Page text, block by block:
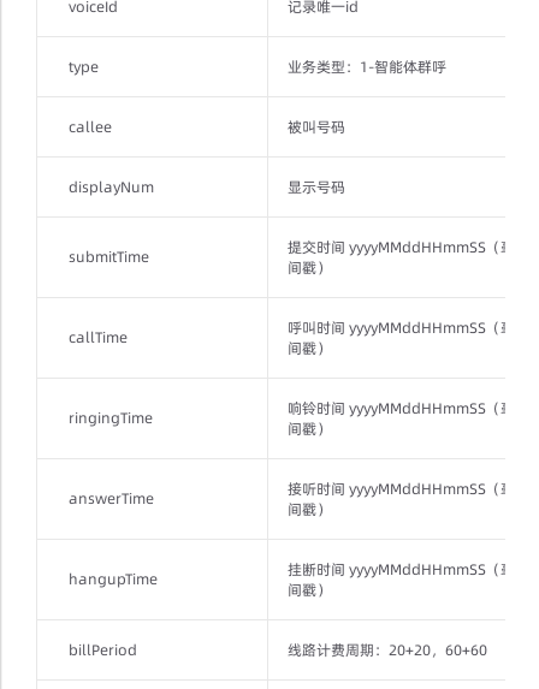
voiceId 记录唯一id
type 业务类型：1-智能体群呼
callee 被叫号码
displayNum 显示号码
submitTime
提交时间 yyyyMMddHHmmSS（毫秒
间戳）
callTime
呼叫时间 yyyyMMddHHmmSS（毫秒
间戳）
ringingTime
响铃时间 yyyyMMddHHmmSS（毫秒
间戳）
answerTime
接听时间 yyyyMMddHHmmSS（毫秒
间戳）
hangupTime
挂断时间 yyyyMMddHHmmSS（毫秒
间戳）
billPeriod 线路计费周期：20+20，60+60